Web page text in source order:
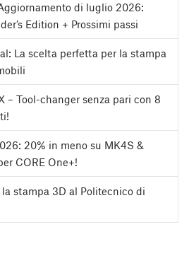
di luglio 2026:
Edition + Prossimi passi
La scelta perfetta per la stampa
– Tool-changer senza pari con 8
20% in meno su MK4S &
CORE One+!
stampa 3D al Politecnico di